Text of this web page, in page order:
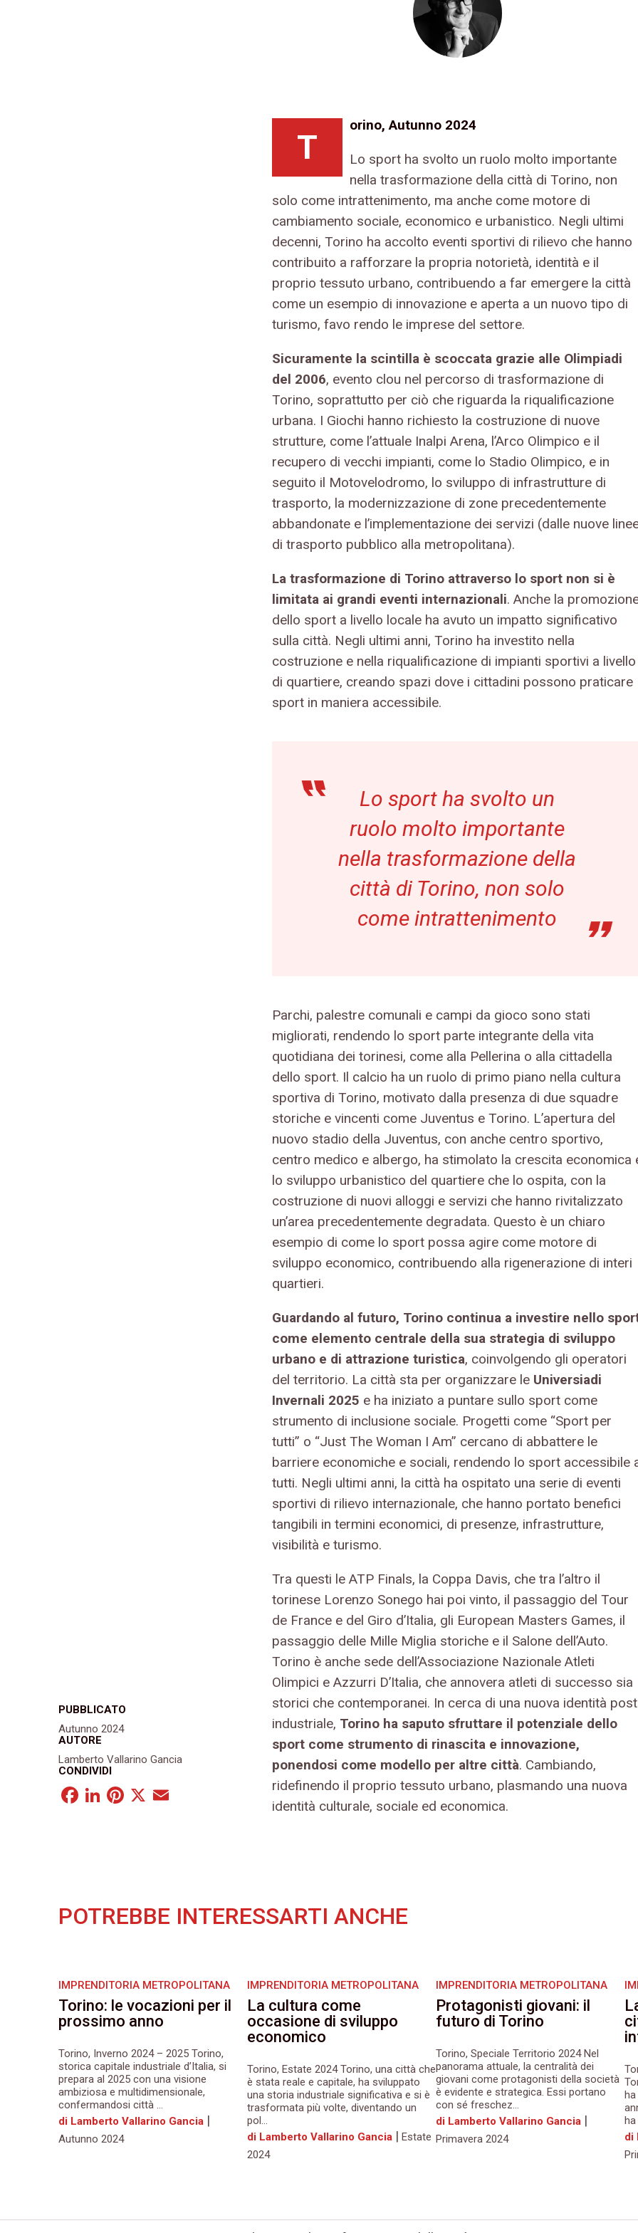
PUBBLICATO
Autunno 2024
AUTORE
Lamberto Vallarino Gancia
CONDIVIDI
Facebook
LinkedIn
Pinterest
X
T
orino, Autunno 2024
Lo sport ha svolto un ruolo molto importante
nella trasformazione della città di Torino, non
solo come intrattenimento, ma anche come motore di
cambiamento sociale, economico e urbanistico. Negli ultimi
decenni, Torino ha accolto eventi sportivi di rilievo che hanno
contribuito a rafforzare la propria notorietà, identità e il
proprio tessuto urbano, contribuendo a far emergere la città
come un esempio di innovazione e aperta a un nuovo tipo di
turismo, favo rendo le imprese del settore.
Sicuramente la scintilla è scoccata grazie alle Olimpiadi
del 2006, evento clou nel percorso di trasformazione di
Torino, soprattutto per ciò che riguarda la riqualificazione
urbana. I Giochi hanno richiesto la costruzione di nuove
strutture, come l’attuale Inalpi Arena, l’Arco Olimpico e il
recupero di vecchi impianti, come lo Stadio Olimpico, e in
seguito il Motovelodromo, lo sviluppo di infrastrutture di
trasporto, la modernizzazione di zone precedentemente
abbandonate e l’implementazione dei servizi (dalle nuove
di trasporto pubblico alla metropolitana).
La trasformazione di Torino attraverso lo sport non si è
limitata ai grandi eventi internazionali. Anche la
dello sport a livello locale ha avuto un impatto significativo
sulla città. Negli ultimi anni, Torino ha investito nella
costruzione e nella riqualificazione di impianti sportivi a livello
di quartiere, creando spazi dove i cittadini possono praticare
sport in maniera accessibile.
Lo sport ha svolto un
ruolo molto importante
nella trasformazione della
città di Torino, non solo
come intrattenimento
Parchi, palestre comunali e campi da gioco sono stati
migliorati, rendendo lo sport parte integrante della vita
quotidiana dei torinesi, come alla Pellerina o alla cittadella
dello sport. Il calcio ha un ruolo di primo piano nella cultura
sportiva di Torino, motivato dalla presenza di due squadre
storiche e vincenti come Juventus e Torino. L’apertura del
nuovo stadio della Juventus, con anche centro sportivo,
centro medico e albergo, ha stimolato la crescita economica
lo sviluppo urbanistico del quartiere che lo ospita, con la
costruzione di nuovi alloggi e servizi che hanno rivitalizzato
un’area precedentemente degradata. Questo è un chiaro
esempio di come lo sport possa agire come motore di
sviluppo economico, contribuendo alla rigenerazione di interi
quartieri.
Guardando al futuro, Torino continua a investire nello
come elemento centrale della sua strategia di sviluppo
urbano e di attrazione turistica, coinvolgendo gli operatori
del territorio. La città sta per organizzare le Universiadi
Invernali 2025 e ha iniziato a puntare sullo sport come
strumento di inclusione sociale. Progetti come “Sport per
tutti” o “Just The Woman I Am” cercano di abbattere le
barriere economiche e sociali, rendendo lo sport accessibile
tutti. Negli ultimi anni, la città ha ospitato una serie di eventi
sportivi di rilievo internazionale, che hanno portato benefici
tangibili in termini economici, di presenze, infrastrutture,
visibilità e turismo.
Tra questi le ATP Finals, la Coppa Davis, che tra l’altro il
torinese Lorenzo Sonego hai poi vinto, il passaggio del Tour
de France e del Giro d’Italia, gli European Masters Games, il
passaggio delle Mille Miglia storiche e il Salone dell’Auto.
Torino è anche sede dell’Associazione Nazionale Atleti
Olimpici e Azzurri D’Italia, che annovera atleti di successo sia
storici che contemporanei. In cerca di una nuova identità
industriale, Torino ha saputo sfruttare il potenziale dello
sport come strumento di rinascita e innovazione,
ponendosi come modello per altre città. Cambiando,
ridefinendo il proprio tessuto urbano, plasmando una nuova
identità culturale, sociale ed economica.
POTREBBE INTERESSARTI ANCHE
IMPRENDITORIA METROPOLITANA
Torino: le vocazioni per il
prossimo anno
Torino, Inverno 2024 – 2025 Torino,
storica capitale industriale d’Italia, si
prepara al 2025 con una visione
ambiziosa e multidimensionale,
confermandosi città ...
di Lamberto Vallarino Gancia |
Autunno 2024
IMPRENDITORIA METROPOLITANA
La cultura come
occasione di sviluppo
economico
Torino, Estate 2024 Torino, una città che
è stata reale e capitale, ha sviluppato
una storia industriale significativa e si è
trasformata più volte, diventando un
pol...
di Lamberto Vallarino Gancia | Estate
2024
IMPRENDITORIA METROPOLITANA
Protagonisti giovani: il
futuro di Torino
Torino, Speciale Territorio 2024 Nel
panorama attuale, la centralità dei
giovani come protagonisti della società
è evidente e strategica. Essi portano
con sé freschez...
di Lamberto Vallarino Gancia |
Primavera 2024
di